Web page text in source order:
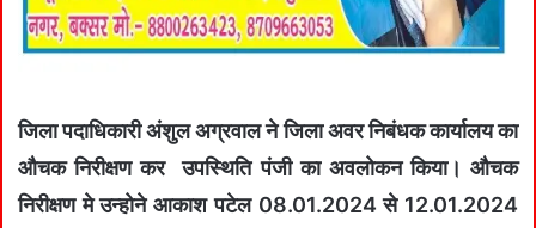
जिला पदाधिकारी अंशुल अग्रवाल ने जिला अवर निबंधक कार्यालय का
औचक निरीक्षण कर उपस्थिति पंजी का अवलोकन किया। औचक
निरीक्षण मे उन्होने आकाश पटेल 08.01.2024 से 12.01.2024